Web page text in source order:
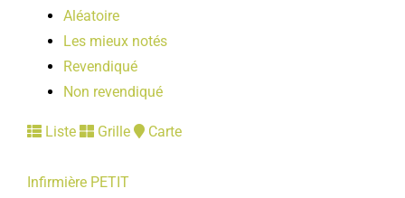
Aléatoire
Les mieux notés
Revendiqué
Non revendiqué
Liste Grille Carte
Infirmière PETIT